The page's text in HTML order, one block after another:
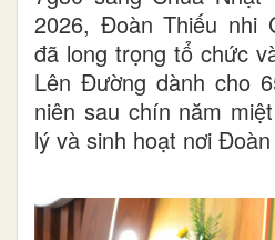
2026, Đoàn Thiếu nhi
đã long trọng tổ chức
Lên Đường dành cho
niên sau chín năm
lý và sinh hoạt nơi